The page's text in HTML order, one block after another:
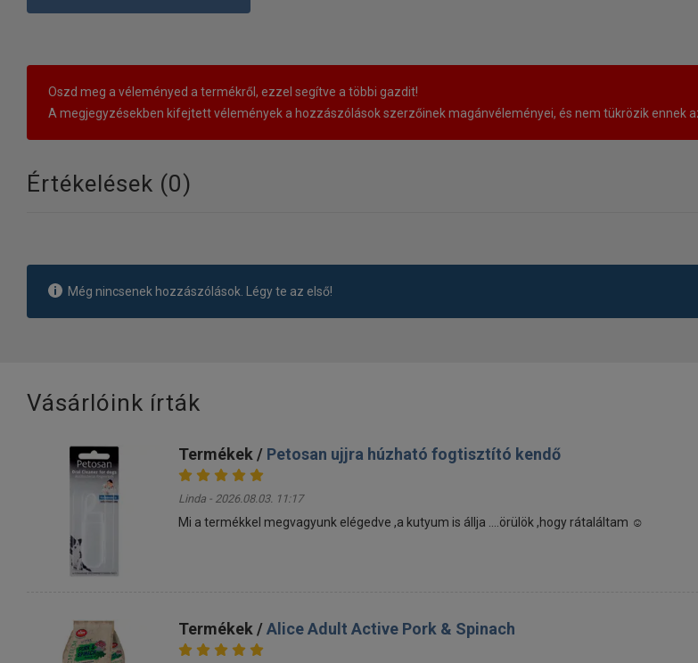
Oszd meg a véleményed a termékről, ezzel segítve a többi gazdit!
A megjegyzésekben kifejtett vélemények a hozzászólások szerzőinek magánvéleményei, és nem tükrözik ennek
Értékelések (0)
Még nincsenek hozzászólások. Légy te az első!
Vásárlóink írták
Termékek / Petosan ujjra húzható fogtisztító kendő
Linda - 2026.08.03. 11:17
Mi a termékkel megvagyunk elégedve ,a kutyum is állja ....örülök ,hogy rátaláltam ☺️
Termékek /Alice Adult Active Pork & Spinach